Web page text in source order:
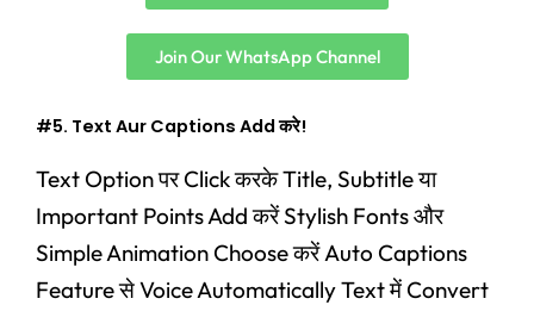
Join Our WhatsApp Channel
#5. Text Aur Captions Add करे!
Text Option पर Click करके Title, Subtitle या
Important Points Add करें Stylish Fonts और
Simple Animation Choose करें Auto Captions
Feature से Voice Automatically Text में Convert